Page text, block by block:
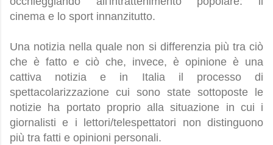
cinema e lo sport innanzitutto.
Una notizia nella quale non si differenzia più tra ciò
che è fatto e ciò che, invece, è opinione è una
cattiva notizia e in Italia il processo di
spettacolarizzazione cui sono state sottoposte le
notizie ha portato proprio alla situazione in cui i
giornalisti e i lettori/telespettatori non distinguono
più tra fatti e opinioni personali.